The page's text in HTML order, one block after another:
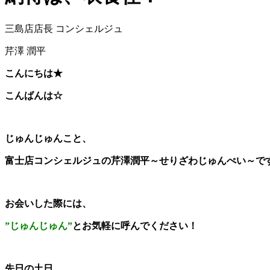
三島店店長 コンシェルジュ
芹澤 潤平
こんにちは★
こんばんは☆
じゅんじゅんこと、
富士店コンシェルジュの芹澤潤平～せりざわじゅんぺい～
お会いした際には、
”じゅんじゅん”とお気軽に呼んでください！